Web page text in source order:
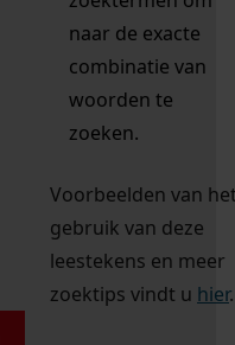
naar de exacte
combinatie van
woorden te
zoeken.
Voorbeelden van
gebruik van deze
leestekens en meer
zoektips vindt u hier.